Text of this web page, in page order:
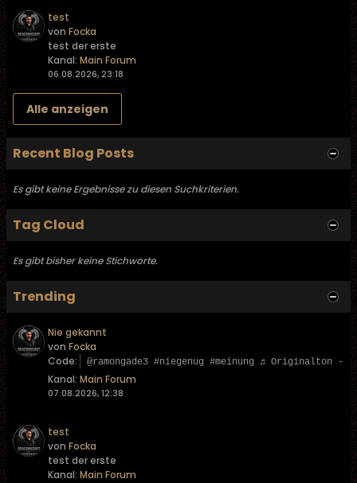
test
von Focka
test der erste
Kanal: Main Forum
06.08.2026, 23:18
Alle anzeigen
Recent Blog Posts
Es gibt keine Ergebnisse zu diesen Suchkriterien.
Tag Cloud
Es gibt bisher keine Stichworte.
Trending
Nie gekannt
von Focka
Code:
@ramongade3 #niegenug #meinung ♬ Originalton -
Kanal: Main Forum
07.08.2026, 12:38
test
von Focka
test der erste
Kanal: Main Forum